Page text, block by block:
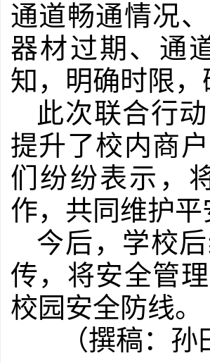
通道畅通情况
器材过期、通
知，明确时限
此次联合行
提升了校内商
们纷纷表示，
作，共同维护
今后，学校
传，将安全管
校园安全防线。
（撰稿：